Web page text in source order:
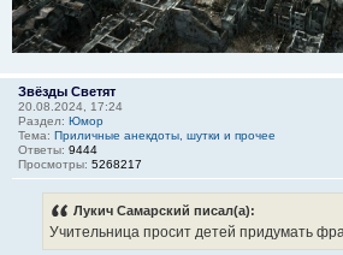
Звёзды Светят
20.08.2024, 17:24
Раздел: Юмор
Тема: Приличные анекдоты, шутки и прочее
Ответы: 9444
Просмотры: 5268217
Лукич Самарский писал(а):
Учительница просит детей придумать